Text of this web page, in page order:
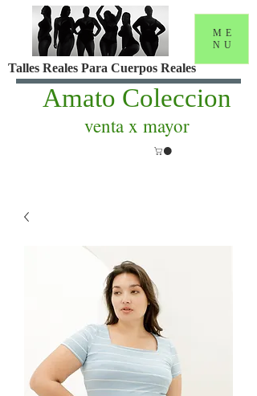
Talles Reales Para Cuerpos Reales
Amato Coleccion
venta x mayor
ME
NU